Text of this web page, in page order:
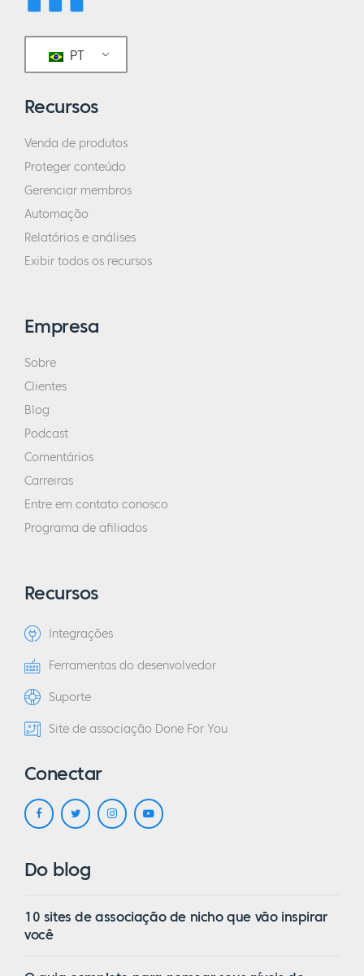
PT
Recursos
Venda de produtos
Proteger conteúdo
Gerenciar membros
Automação
Relatórios e análises
Exibir todos os recursos
Empresa
Sobre
Clientes
Blog
Podcast
Comentários
Carreiras
Entre em contato conosco
Programa de afiliados
Recursos
Integrações
Ferramentas do desenvolvedor
Suporte
Site de associação Done For You
Conectar
Do blog
10 sites de associação de nicho que vão inspirar
você